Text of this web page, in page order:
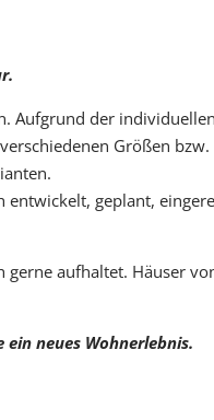
Aufgrund der
Größen bzw.
entwickelt, geplant,
gerne aufhaltet. Häuser
neues Wohnerlebnis.